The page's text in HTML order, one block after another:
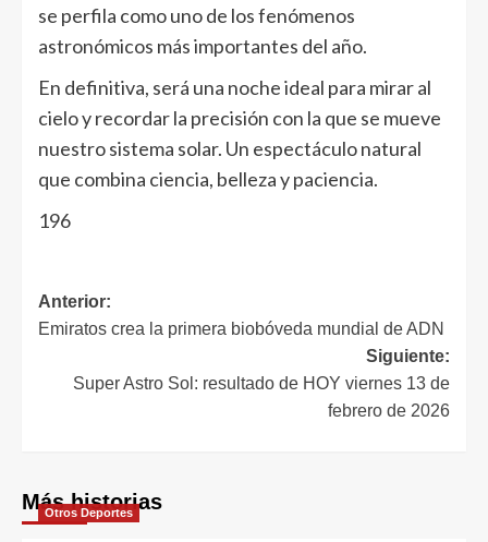
se perfila como uno de los fenómenos
astronómicos más importantes del año.
En definitiva, será una noche ideal para mirar al
cielo y recordar la precisión con la que se mueve
nuestro sistema solar. Un espectáculo natural
que combina ciencia, belleza y paciencia.
196
Anterior:
Emiratos crea la primera biobóveda mundial de ADN
Siguiente:
Super Astro Sol: resultado de HOY viernes 13 de
febrero de 2026
Más historias
Otros Deportes